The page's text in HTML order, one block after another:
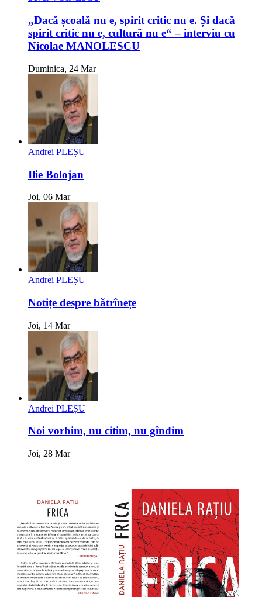
„Dacă școală nu e, spirit critic nu e. Și dacă
spirit critic nu e, cultură nu e“ – interviu cu
Nicolae MANOLESCU
Duminica, 24 Mar
Andrei PLEȘU
Ilie Bolojan
Joi, 06 Mar
Andrei PLEȘU
Notițe despre bătrînețe
Joi, 14 Mar
Andrei PLEȘU
Noi vorbim, nu citim, nu gîndim
Joi, 28 Mar